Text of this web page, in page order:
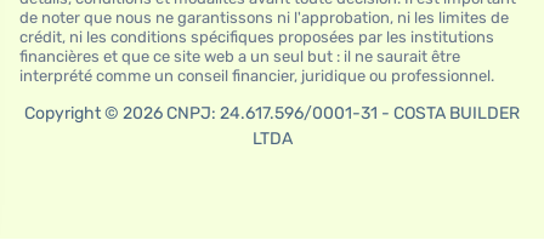
de noter que nous ne garantissons ni l'approbation, ni les limites de
crédit, ni les conditions spécifiques proposées par les institutions
financières et que ce site web a un seul but : il ne saurait être
interprété comme un conseil financier, juridique ou professionnel.
Copyright © 2026 CNPJ: 24.617.596/0001-31 - COSTA BUILDER
LTDA